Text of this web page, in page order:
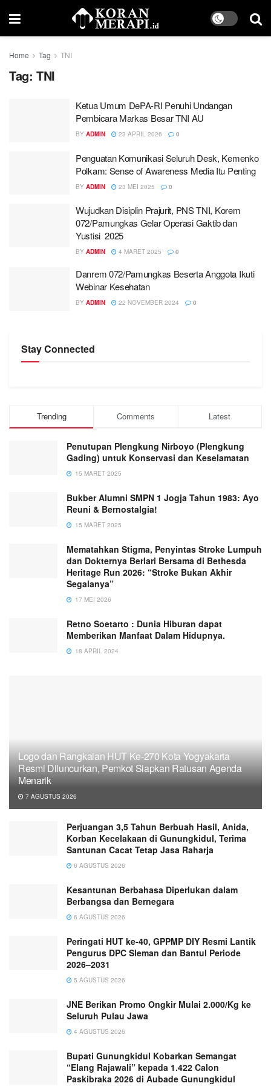
Home Tag TNI
Tag: TNI
Ketua Umum DePA-RI Penuhi Undangan
Pembicara Markas Besar TNI AU
BY ADMIN 23 APRIL 2026 0
Penguatan Komunikasi Seluruh Desk, Kemenko
Polkam: Sense of Awareness Media Itu Penting
BY ADMIN 23 MEI 2025 0
Wujudkan Disiplin Prajurit, PNS TNI, Korem
072/Pamungkas Gelar Operasi Gaktib dan
Yustisi 2025
BY ADMIN 4 MARET 2025 0
Danrem 072/Pamungkas Beserta Anggota Ikuti
Webinar Kesehatan
BY ADMIN 22 NOVEMBER 2024 0
Stay Connected
Trending Comments Latest
Penutupan Plengkung Nirboyo (Plengkung
Gading) untuk Konservasi dan Keselamatan
15 MARET 2025
Bukber Alumni SMPN 1 Jogja Tahun 1983: Ayo
Reuni & Bernostalgia!
15 MARET 2025
Mematahkan Stigma, Penyintas Stroke Lumpuh
dan Dokternya Berlari Bersama di Bethesda
Heritage Run 2026: “Stroke Bukan Akhir
Segalanya”
17 MEI 2026
Retno Soetarto : Dunia Hiburan dapat
Memberikan Manfaat Dalam Hidupnya.
18 APRIL 2024
Logo dan Rangkaian HUT Ke-270 Kota Yogyakarta
Resmi Diluncurkan, Pemkot Siapkan Ratusan Agenda
Menarik
7 AGUSTUS 2026
Perjuangan 3,5 Tahun Berbuah Hasil, Anida,
Korban Kecelakaan di Gunungkidul, Terima
Santunan Cacat Tetap Jasa Raharja
6 AGUSTUS 2026
Kesantunan Berbahasa Diperlukan dalam
Berbangsa dan Bernegara
6 AGUSTUS 2026
Peringati HUT ke-40, GPPMP DIY Resmi Lantik
Pengurus DPC Sleman dan Bantul Periode
2026–2031
5 AGUSTUS 2026
JNE Berikan Promo Ongkir Mulai 2.000/Kg ke
Seluruh Pulau Jawa
4 AGUSTUS 2026
Bupati Gunungkidul Kobarkan Semangat
“Elang Rajawali” kepada 1.422 Calon
Paskibraka 2026 di Aubade Gunungkidul